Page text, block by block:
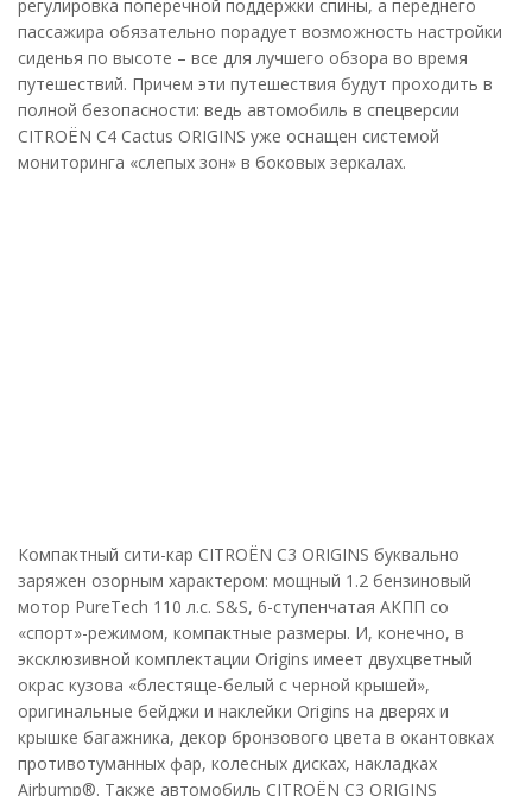
регулировка поперечной поддержки спины, а переднего
пассажира обязательно порадует возможность настройки
сиденья по высоте – все для лучшего обзора во время
путешествий. Причем эти путешествия будут проходить в
полной безопасности: ведь автомобиль в спецверсии
CITROЁN C4 Cactus ORIGINS уже оснащен системой
мониторинга «слепых зон» в боковых зеркалах.
Компактный сити-кар CITROЁN C3 ORIGINS буквально
заряжен озорным характером: мощный 1.2 бензиновый
мотор PureTech 110 л.с. S&S, 6-ступенчатая АКПП со
«спорт»-режимом, компактные размеры. И, конечно, в
эксклюзивной комплектации Origins имеет двухцветный
окрас кузова «блестяще-белый с черной крышей»,
оригинальные бейджи и наклейки Origins на дверях и
крышке багажника, декор бронзового цвета в окантовках
противотуманных фар, колесных дисках, накладках
Airbump®. Также автомобиль CITROЁN C3 ORIGINS